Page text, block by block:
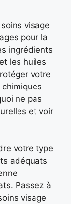
visage
pour la
ingrédients
les huiles
votre
ne pas
et voir
votre type
adéquats
Passez à
visage